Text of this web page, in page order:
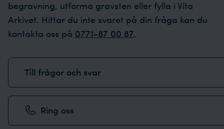
begravning, utforma gravsten eller fylla i Vita
Arkivet. Hittar du inte svaret på din fråga kan du
kontakta oss på 0771-87 00 87.
Till frågor och svar
Ring oss